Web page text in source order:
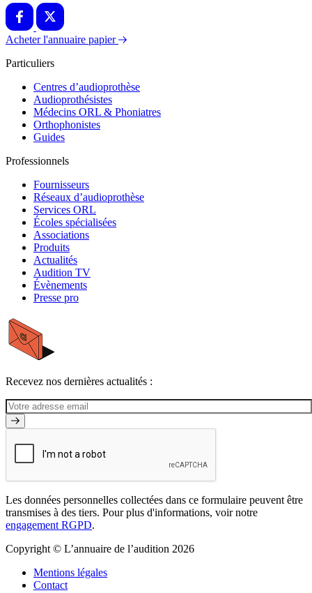
Acheter l'annuaire papier
Particuliers
Centres d’audioprothèse
Audioprothésistes
Médecins ORL & Phoniatres
Orthophonistes
Guides
Professionnels
Fournisseurs
Réseaux d’audioprothèse
Services ORL
Écoles spécialisées
Associations
Produits
Actualités
Audition TV
Évènements
Presse pro
Recevez nos dernières actualités :
Les données personnelles collectées dans ce formulaire peuvent être
transmises à des tiers. Pour plus d'informations, voir notre
engagement RGPD.
Copyright © L’annuaire de l’audition 2026
Mentions légales
Contact